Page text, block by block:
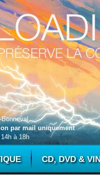
par mail uniquement
à 18h
CD, DVD &